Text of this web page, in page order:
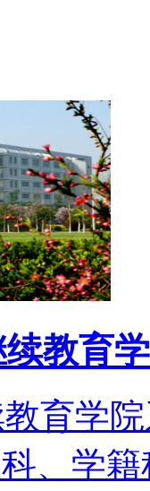
教育
院系
、学